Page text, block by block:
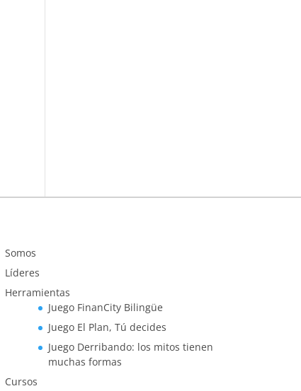
Somos
Líderes
Herramientas
Juego FinanCity Bilingüe
Juego El Plan, Tú decides
Juego Derribando: los mitos tienen
muchas formas
Cursos